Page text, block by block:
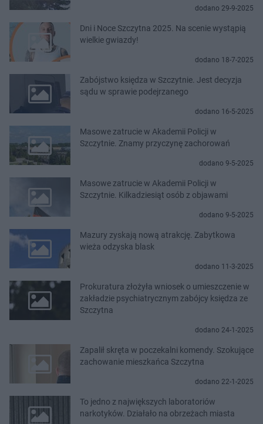
dodano 29-9-2025
Dni i Noce Szczytna 2025. Na scenie wystąpią
wielkie gwiazdy!
dodano 18-7-2025
Zabójstwo księdza w Szczytnie. Jest decyzja
sądu w sprawie podejrzanego
dodano 16-5-2025
Masowe zatrucie w Akademii Policji w
Szczytnie. Znamy przyczynę zachorowań
dodano 9-5-2025
Masowe zatrucie w Akademii Policji w
Szczytnie. Kilkadziesiąt osób z objawami
dodano 9-5-2025
Mazury zyskają nową atrakcję. Zabytkowa
wieża odzyska blask
dodano 11-3-2025
Prokuratura złożyła wniosek o umieszczenie w
zakładzie psychiatrycznym zabójcy księdza ze
Szczytna
dodano 24-1-2025
Zapalił skręta w poczekalni komendy. Szokujące
zachowanie mieszkańca Szczytna
dodano 22-1-2025
To jedno z największych laboratoriów
narkotyków. Działało na obrzeżach miasta